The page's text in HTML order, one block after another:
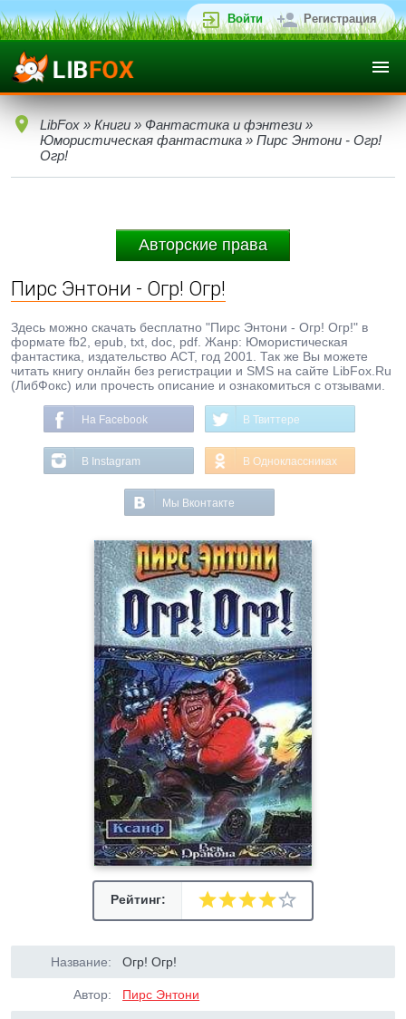
Войти Регистрация
LibFox » Книги » Фантастика и фэнтези »
Юмористическая фантастика » Пирс Энтони - Огр!
Огр!
Авторские права
Пирс Энтони - Огр! Огр!
Здесь можно скачать бесплатно "Пирс Энтони - Огр! Огр!" в
формате fb2, epub, txt, doc, pdf. Жанр: Юмористическая
фантастика, издательство АСТ, год 2001. Так же Вы можете
читать книгу онлайн без регистрации и SMS на сайте LibFox.Ru
(ЛибФокс) или прочесть описание и ознакомиться с отзывами.
На Facebook В Твиттере
В Instagram В Одноклассниках
Мы Вконтакте
Рейтинг:
Название: Огр! Огр!
Автор: Пирс Энтони